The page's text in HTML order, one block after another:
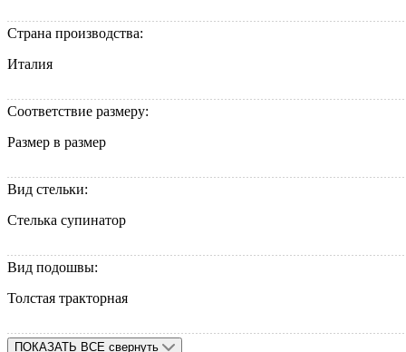
Страна производства:
Италия
Соответствие размеру:
Размер в размер
Вид стельки:
Стелька супинатор
Вид подошвы:
Толстая тракторная
ПОКАЗАТЬ ВСЕ свернуть